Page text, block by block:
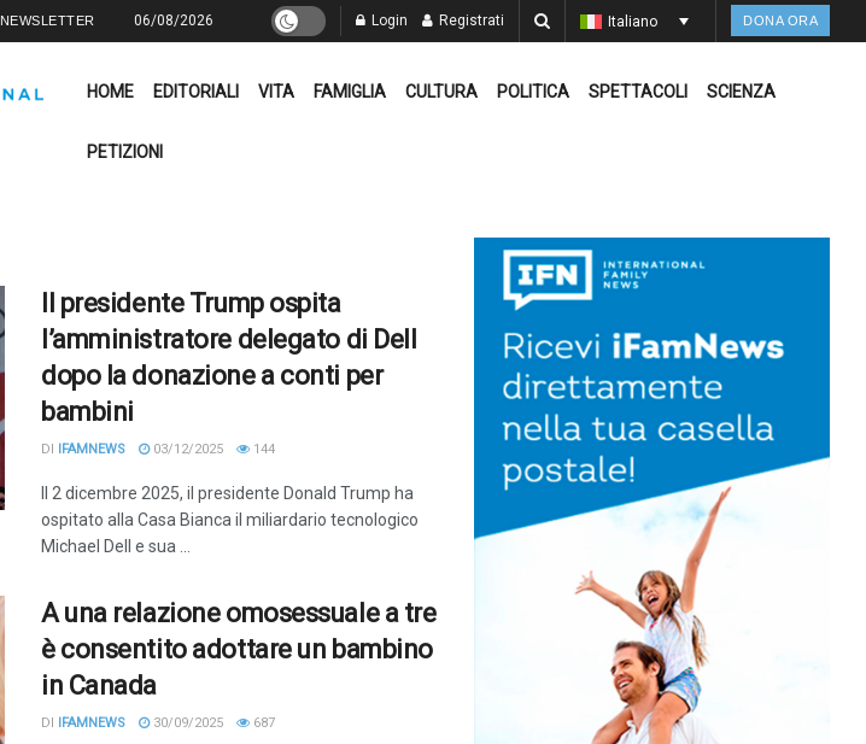
NEWSLETTER 06/08/2026 Login Registrati Italiano DONA ORA
HOME EDITORIALI VITA FAMIGLIA CULTURA POLITICA SPETTACOLI SCIENZA
PETIZIONI
Il presidente Trump ospita
l’amministratore delegato di Dell
dopo la donazione a conti per
bambini
DI IFAMNEWS 03/12/2025 144
Il 2 dicembre 2025, il presidente Donald Trump ha
ospitato alla Casa Bianca il miliardario tecnologico
Michael Dell e sua ...
A una relazione omosessuale a tre
è consentito adottare un bambino
in Canada
DI IFAMNEWS 30/09/2025 687